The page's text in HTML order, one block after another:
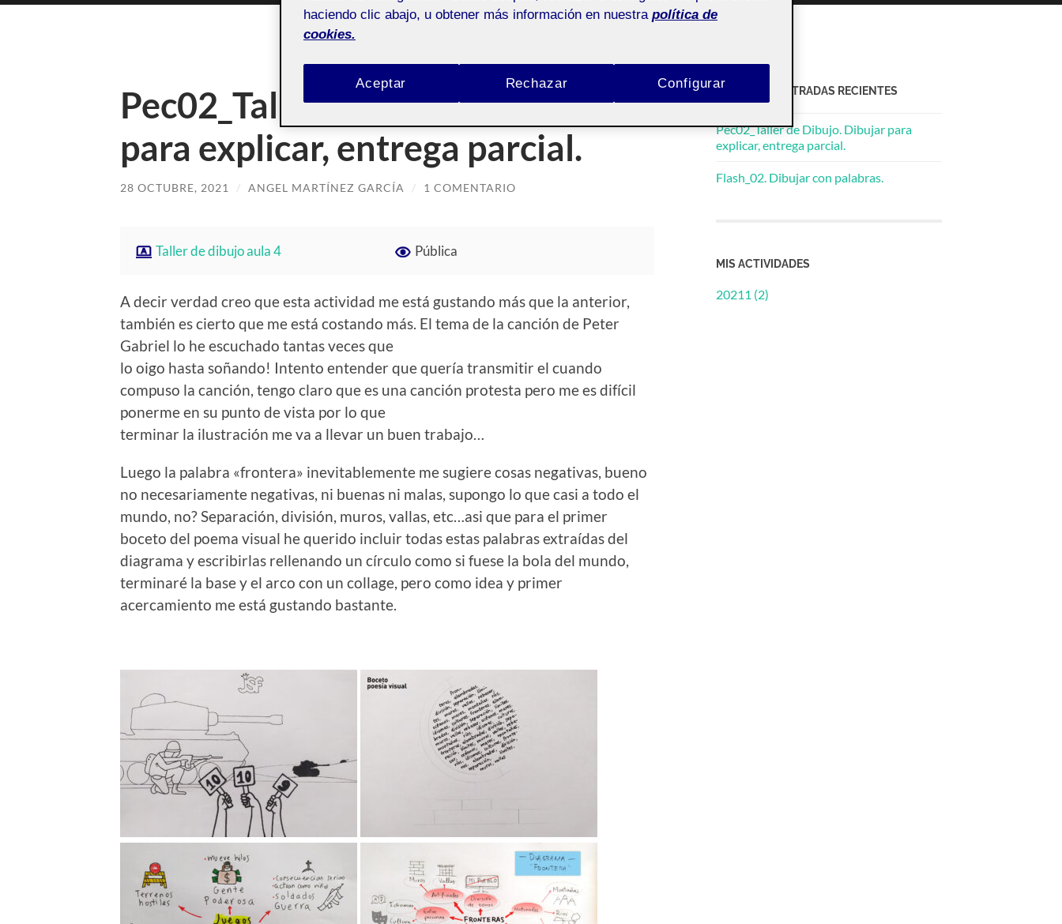
Pec02_Taller de Dibujo. Dibujar
para explicar, entrega parcial.
28 OCTUBRE, 2021 / ANGEL MARTÍNEZ GARCÍA / 1 COMENTARIO
Taller de dibujo aula 4 Pública
A decir verdad creo que esta actividad me está gustando más que la anterior,
también es cierto que me está costando más. El tema de la canción de Peter
Gabriel lo he escuchado tantas veces que
lo oigo hasta soñando! Intento entender que quería transmitir el cuando
compuso la canción, tengo claro que es una canción protesta pero me es difícil
ponerme en su punto de vista por lo que
terminar la ilustración me va a llevar un buen trabajo…
Luego la palabra «frontera» inevitablemente me sugiere cosas negativas, bueno
no necesariamente negativas, ni buenas ni malas, supongo lo que casi a todo el
mundo, no? Separación, división, muros, vallas, etc…asi que para el primer
boceto del poema visual he querido incluir todas estas palabras extraídas del
diagrama y escribirlas rellenando un círculo como si fuese la bola del mundo,
terminaré la base y el arco con un collage, pero como idea y primer
acercamiento me está gustando bastante.
ACTIFOLIO ENTRADAS RECIENTES
Pec02_Taller de Dibujo. Dibujar para
explicar, entrega parcial.
Flash_02. Dibujar con palabras.
MIS ACTIVIDADES
20211 (2)
haciendo clic abajo, u obtener más información en nuestra política de
cookies.
Rechazar
Aceptar Configurar